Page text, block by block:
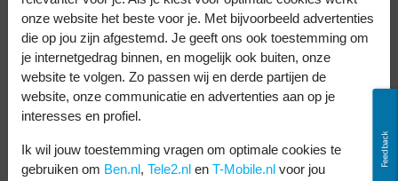
Steeds meer telefoons kun je draadloos
opladen. Zo’n draadloze oplader moet je wel
los kopen voor je telefoon. Bij mij kun je
deze telefoons kopen die je draadloos kunt
opladen:
Samsung Galaxy S23
Feedback
onze website het beste voor je. Met bijvoorbeeld advertenties
die op jou zijn afgestemd. Je geeft ons ook toestemming om
je internetgedrag binnen, en mogelijk ook buiten, onze
website te volgen. Zo passen wij en derde partijen de
website, onze communicatie en advertenties aan op je
interesses en profiel.
Ik wil jouw toestemming vragen om optimale cookies te
gebruiken om Ben.nl, Tele2.nl en T-Mobile.nl voor jou